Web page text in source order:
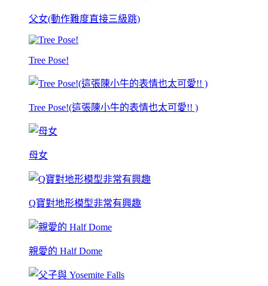
父女(動作難度直接三級跳)
Tree Pose!
Tree Pose!(這張陳小牛的表情也太可愛!! )
母女
Q寶對地形模型非常有興趣
親愛的 Half Dome